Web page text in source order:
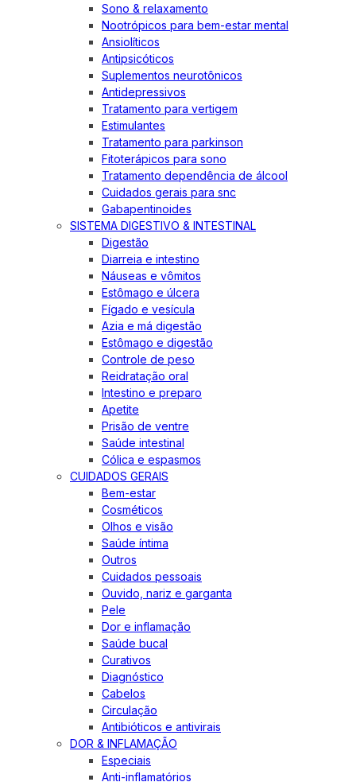
Sono & relaxamento
Nootrópicos para bem-estar mental
Ansiolíticos
Antipsicóticos
Suplementos neurotônicos
Antidepressivos
Tratamento para vertigem
Estimulantes
Tratamento para parkinson
Fitoterápicos para sono
Tratamento dependência de álcool
Cuidados gerais para snc
Gabapentinoides
SISTEMA DIGESTIVO & INTESTINAL
Digestão
Diarreia e intestino
Náuseas e vômitos
Estômago e úlcera
Fígado e vesícula
Azia e má digestão
Estômago e digestão
Controle de peso
Reidratação oral
Intestino e preparo
Apetite
Prisão de ventre
Saúde intestinal
Cólica e espasmos
CUIDADOS GERAIS
Bem-estar
Cosméticos
Olhos e visão
Saúde íntima
Outros
Cuidados pessoais
Ouvido, nariz e garganta
Pele
Dor e inflamação
Saúde bucal
Curativos
Diagnóstico
Cabelos
Circulação
Antibióticos e antivirais
DOR & INFLAMAÇÃO
Especiais
Anti-inflamatórios